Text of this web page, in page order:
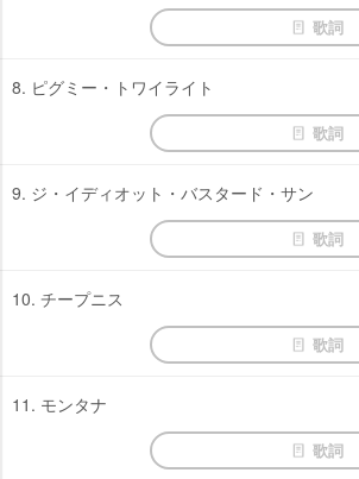
歌詞
8. ピグミー・トワイライト
歌詞
9. ジ・イディオット・バスタード・サン
歌詞
10. チープニス
歌詞
11. モンタナ
歌詞